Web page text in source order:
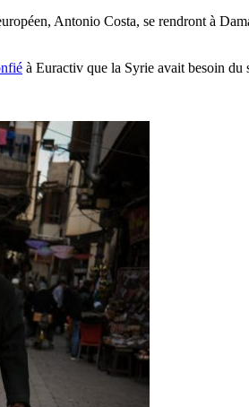
Antonio Costa, se rendront à
à Euractiv que la Syrie avait besoin du